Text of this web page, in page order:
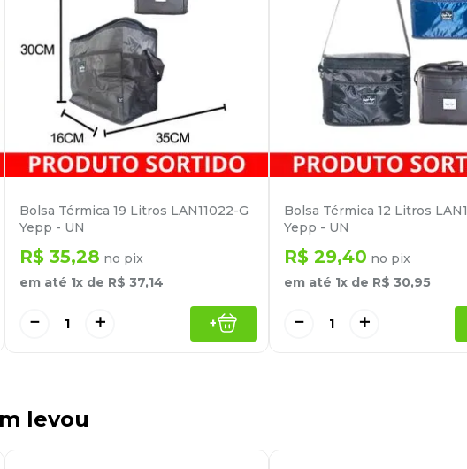
Bolsa Térmica 19 Litros LAN11022-G
Yepp - UN
R$ 35,28 no pix
em até 1x de R$ 37,14
＋
－ +
Bolsa Térmica 12 Litros
Yepp - UN
R$ 29,40 no pix
em até 1x de R$ 30,95
＋
－
levou